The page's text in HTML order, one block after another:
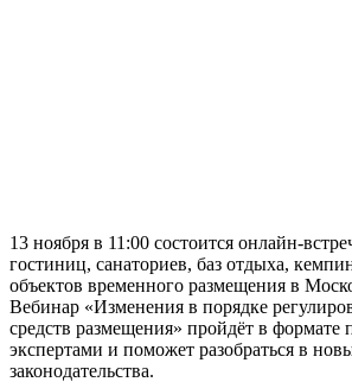
13 ноября в 11:00 состоится онлайн-
гостиниц, санаториев, баз отдыха,
объектов временного размещения в
Вебинар «Изменения в порядке
средств размещения» пройдёт в формате
экспертами и поможет разобраться в
законодательства.